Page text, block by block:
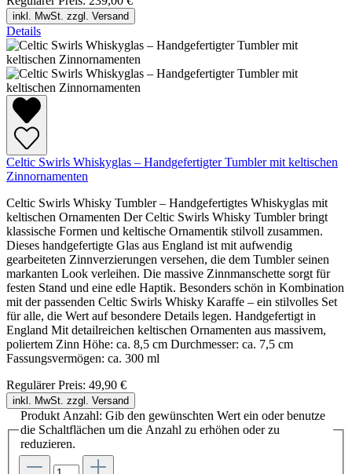
inkl. MwSt. zzgl. Versand
Details
Celtic Swirls Whiskyglas – Handgefertigter Tumbler mit keltischen
Zinnornamenten
Celtic Swirls Whisky Tumbler – Handgefertigtes Whiskyglas mit
keltischen Ornamenten Der Celtic Swirls Whisky Tumbler bringt
klassische Formen und keltische Ornamentik stilvoll zusammen.
Dieses handgefertigte Glas aus England ist mit aufwendig
gearbeiteten Zinnverzierungen versehen, die dem Tumbler seinen
markanten Look verleihen. Die massive Zinnmanschette sorgt für
festen Stand und eine edle Haptik. Besonders schön in Kombination
mit der passenden Celtic Swirls Whisky Karaffe – ein stilvolles Set
für alle, die Wert auf besondere Details legen. Handgefertigt in
England Mit detailreichen keltischen Ornamenten aus massivem,
poliertem Zinn Höhe: ca. 8,5 cm Durchmesser: ca. 7,5 cm
Fassungsvermögen: ca. 300 ml
Regulärer Preis: 49,90 €
inkl. MwSt. zzgl. Versand
Produkt Anzahl: Gib den gewünschten Wert ein oder benutze
die Schaltflächen um die Anzahl zu erhöhen oder zu
reduzieren.